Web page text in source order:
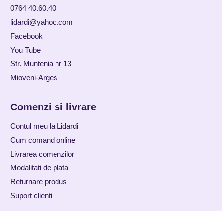
0764 40.60.40
lidardi@yahoo.com
Facebook
You Tube
Str. Muntenia nr 13
Mioveni-Arges
Comenzi si livrare
Contul meu la Lidardi
Cum comand online
Livrarea comenzilor
Modalitati de plata
Returnare produs
Suport clienti